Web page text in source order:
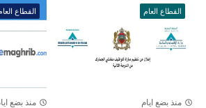
القطاع العام
منذ بضع ايام
القطاع
منذ بضع